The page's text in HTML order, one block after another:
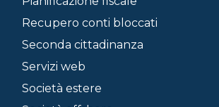
Recupero conti bloccati
Seconda cittadinanza
Servizi web
Società estere